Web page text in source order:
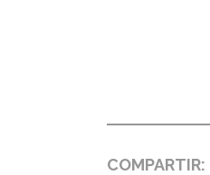
COMPARTIR: